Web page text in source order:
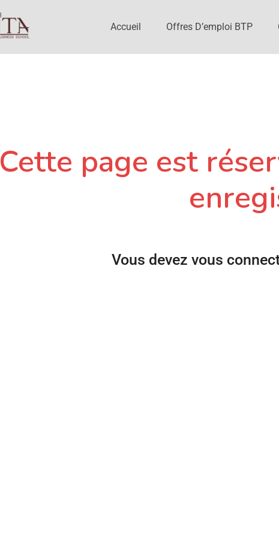
Accueil Offres D’emploi BTP
Cette page est
Vous devez vous